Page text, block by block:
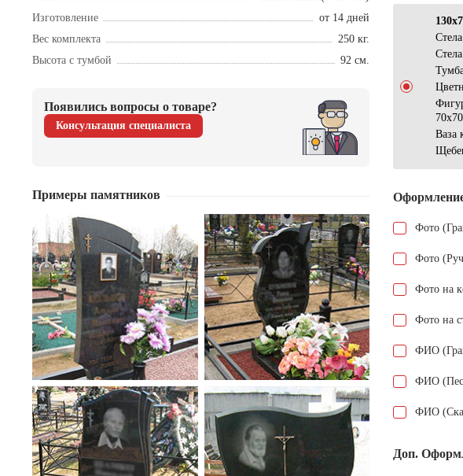
Изготовление
от 14 дней
Вес комплекта
250 кг.
Высота с тумбой
92 см.
Появились вопросы о товаре?
Консультация специалиста
Примеры памятников
Ваза
Фото
Фото
Фото на
Фото на
ФИО
ФИО
ФИО
Доп.